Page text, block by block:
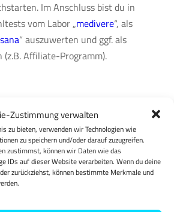
Zustimmung verwalten
zu bieten, verwenden wir Technologien wie
zu speichern und/oder darauf zuzugreifen.
zustimmst, können wir Daten wie das
IDs auf dieser Website verarbeiten. Wenn du deine
zurückziehst, können bestimmte Merkmale und
Im Anschluss bist du in
vom Labor „medivere“, als
“ auszuwerten und ggf. als
Affiliate-Programm).
Strategie)
(ursachenorientiertes
(sinnvolle Ergänzung zu
Fitnesstraining/Physiotherapie)
Tool (Stuhldiagnostik für Ist-